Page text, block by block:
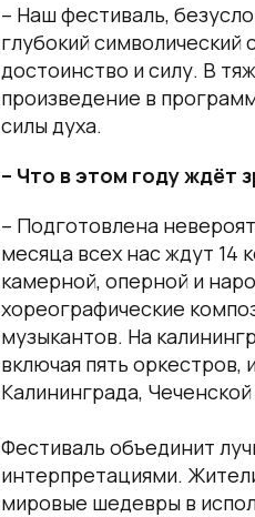
– Наш фестиваль,
глубокий
достоинство и силу. В
произведение в
силы духа.
– Что в этом году ждёт
– Подготовлена
месяца всех нас ждут 14
камерной, оперной и
хореографические
музыкантов. На
включая пять
Калининграда,
Фестиваль объединит
интерпретациями.
мировые шедевры в